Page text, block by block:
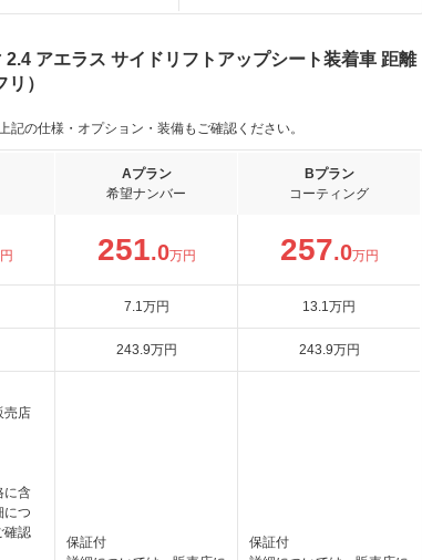
アエラス サイドリフトアップシート装着車 距離
）
の仕様・オプション・装備もご確認ください。
Aプラン
希望ナンバー
Bプラン
コーティング
251.0万円 257.0万円
7.1万円 13.1万円
243.9万円 243.9万円
売店
に含
につ
確認
保証付
保証付